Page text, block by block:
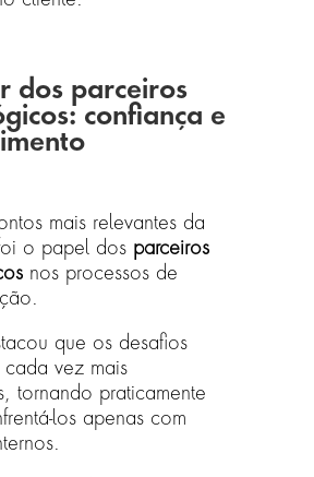
dos parceiros
confiança e
mais relevantes da
o papel dos parceiros
nos processos de
que os desafios
cada vez mais
tornando praticamente
los apenas com